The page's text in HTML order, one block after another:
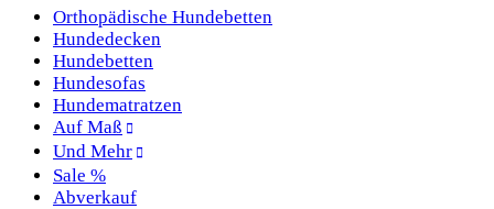
Orthopädische Hundebetten
Hundedecken
Hundebetten
Hundesofas
Hundematratzen
Auf Maß
Und Mehr
Sale %
Abverkauf